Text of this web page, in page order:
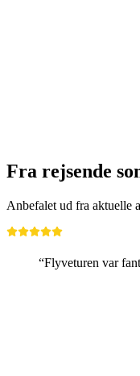
Fra rejsende
Anbefalet ud fra aktuelle
“Flyveturen var